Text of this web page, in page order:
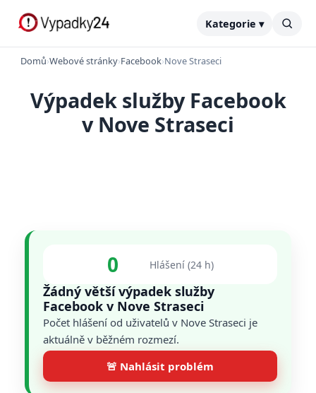
Kategorie ▾
Domů›Webové stránky›Facebook›Nove Straseci
Výpadek služby Facebook
v Nove Straseci
0 Hlášení (24 h)
Žádný větší výpadek služby
Facebook v Nove Straseci
Počet hlášení od uživatelů v Nove Straseci je
aktuálně v běžném rozmezí.
🚨 Nahlásit problém